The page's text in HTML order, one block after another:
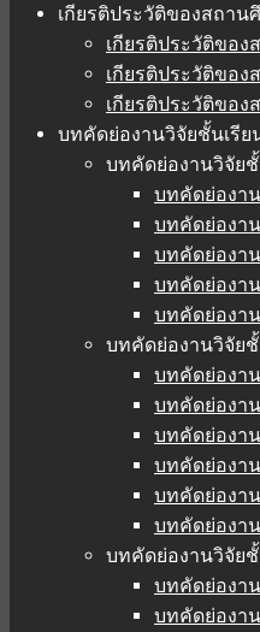
เกียรติประวัติของสถาน
เกียรติประวัติขอ
เกียรติประวัติขอ
เกียรติประวัติขอ
บทคัดย่องานวิจัยชั้นเรีย
บทคัดย่องานวิจัย
บทคัดย่องา
บทคัดย่องา
บทคัดย่องา
บทคัดย่องา
บทคัดย่องา
บทคัดย่องานวิจัย
บทคัดย่องา
บทคัดย่องา
บทคัดย่องา
บทคัดย่องา
บทคัดย่องา
บทคัดย่องา
บทคัดย่องานวิจัย
บทคัดย่องา
บทคัดย่องา